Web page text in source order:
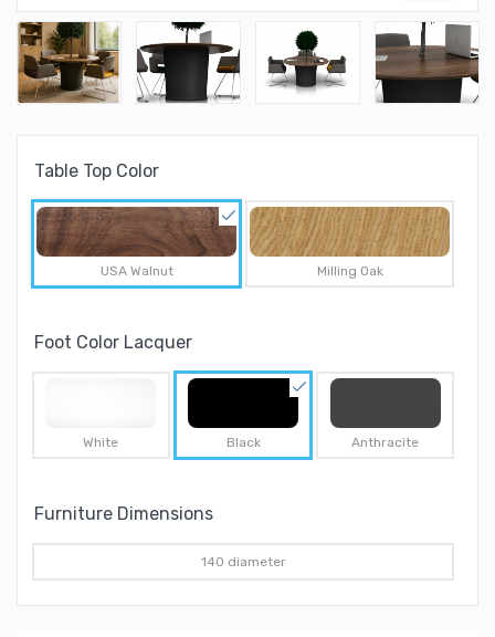
Table Top Color
USA Walnut Milling Oak
Foot Color Lacquer
White Black Anthracite
Furniture Dimensions
140 diameter